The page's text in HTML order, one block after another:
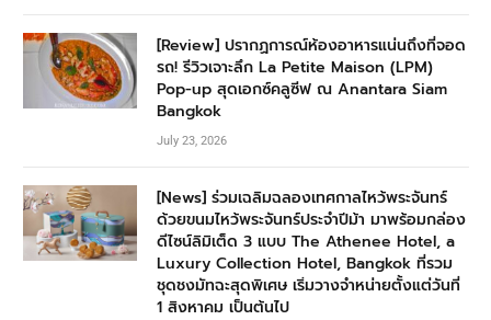
[Review] ปรากฏการณ์ห้องอาหารแน่นถึงที่จอด
รถ! รีวิวเจาะลึก La Petite Maison (LPM)
Pop-up สุดเอกซ์คลูซีฟ ณ Anantara Siam
Bangkok
July 23, 2026
[News] ร่วมเฉลิมฉลองเทศกาลไหว้พระจันทร์
ด้วยขนมไหว้พระจันทร์ประจำปีม้า มาพร้อมกล่อง
ดีไซน์ลิมิเต็ด 3 แบบ The Athenee Hotel, a
Luxury Collection Hotel, Bangkok ที่รวม
ชุดชงมัทฉะสุดพิเศษ เริ่มวางจำหน่ายตั้งแต่วันที่
1 สิงหาคม เป็นต้นไป